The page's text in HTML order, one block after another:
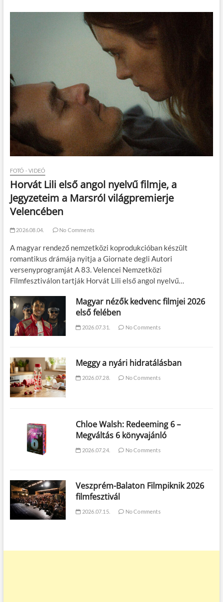
FOTÓ - VIDEÓ
Horvát Lili első angol nyelvű filmje, a
Jegyzeteim a Marsról világpremierje
Velencében
2026.08.04. No Comments
A magyar rendező nemzetközi koprodukcióban készült
romantikus drámája nyitja a Giornate degli Autori
versenyprogramját A 83. Velencei Nemzetközi
Filmfesztiválon tartják Horvát Lili első angol nyelvű…
Magyar nézők kedvenc filmjei 2026
első felében
2026.07.31. No Comments
Meggy a nyári hidratálásban
2026.07.28. No Comments
Chloe Walsh: Redeeming 6 –
Megváltás 6 könyvajánló
2026.07.24. No Comments
Veszprém-Balaton Filmpiknik 2026
filmfesztivál
2026.07.15. No Comments